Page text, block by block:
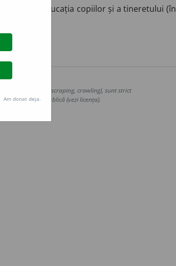
ocupă de educația copiilor și a tineretului (în
automată (web scraping, crawling), sunt strict
spre utilizare publică (vezi licența).
Am donat deja.